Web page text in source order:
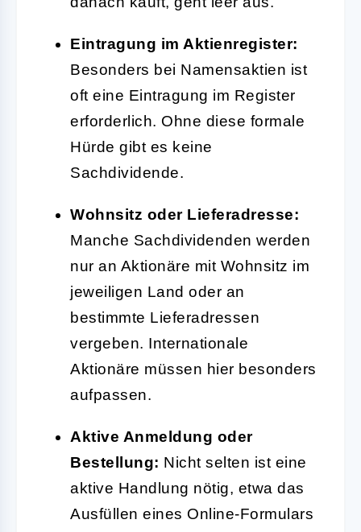
Eintragung im Aktienregister:
Besonders bei Namensaktien ist
oft eine Eintragung im Register
erforderlich. Ohne diese formale
Hürde gibt es keine
Sachdividende.
Wohnsitz oder Lieferadresse:
Manche Sachdividenden werden
nur an Aktionäre mit Wohnsitz im
jeweiligen Land oder an
bestimmte Lieferadressen
vergeben. Internationale
Aktionäre müssen hier besonders
aufpassen.
Aktive Anmeldung oder
Bestellung: Nicht selten ist eine
aktive Handlung nötig, etwa das
Ausfüllen eines Online-Formulars